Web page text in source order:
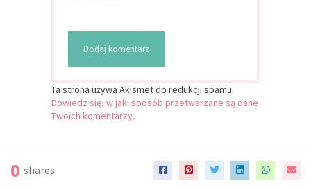
Ta strona używa Akismet do redukcji spamu.
Dowiedz się, w jaki sposób przetwarzane są dane
Twoich komentarzy.
0 shares